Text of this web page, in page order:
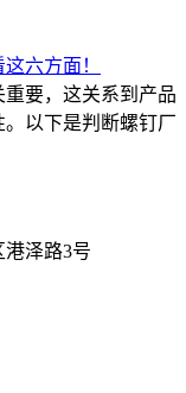
六方面！
要，这关系到产品
以下是判断螺钉厂
泽路3号